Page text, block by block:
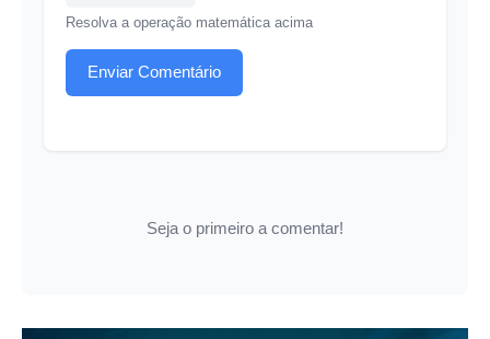
Resolva a operação matemática acima
Enviar Comentário
Seja o primeiro a comentar!